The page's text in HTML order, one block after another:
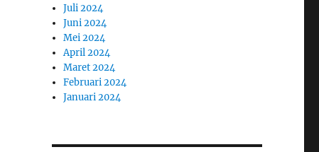
Juli 2024
Juni 2024
Mei 2024
April 2024
Maret 2024
Februari 2024
Januari 2024